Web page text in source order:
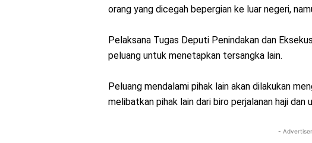
orang yang dicegah bepergian ke luar negeri,
Pelaksana Tugas Deputi Penindakan dan
peluang untuk menetapkan tersangka lain.
Peluang mendalami pihak lain akan dilakukan
melibatkan pihak lain dari biro perjalanan haji dan
-